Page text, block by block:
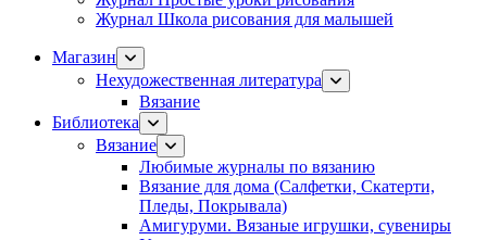
Журнал Школа рисования для малышей
Магазин
Нехудожественная литература
Вязание
Библиотека
Вязание
Любимые журналы по вязанию
Вязание для дома (Салфетки, Скатерти,
Пледы, Покрывала)
Амигуруми. Вязаные игрушки, сувениры